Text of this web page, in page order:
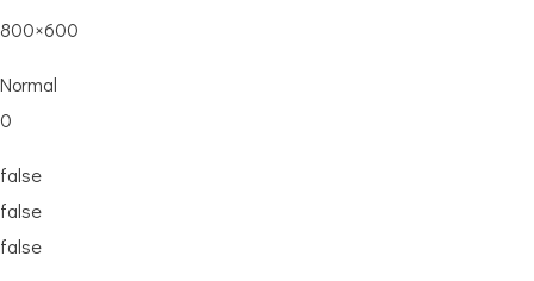
800×600
Normal
0
false
false
false